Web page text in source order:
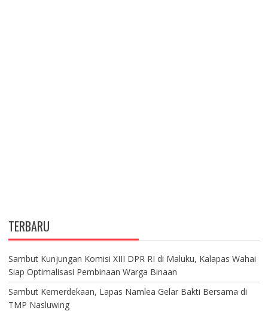
TERBARU
Sambut Kunjungan Komisi XIII DPR RI di Maluku, Kalapas Wahai
Siap Optimalisasi Pembinaan Warga Binaan
Sambut Kemerdekaan, Lapas Namlea Gelar Bakti Bersama di
TMP Nasluwing